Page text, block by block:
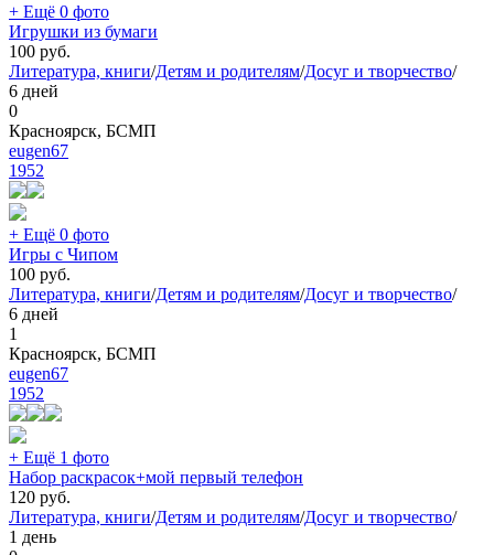
+ Ещё 0 фото
Игрушки из бумаги
100 руб.
Литература, книги/Детям и родителям/Досуг и творчество/
6 дней
0
Красноярск, БСМП
eugen67
1952
+ Ещё 0 фото
Игры с Чипом
100 руб.
Литература, книги/Детям и родителям/Досуг и творчество/
6 дней
1
Красноярск, БСМП
eugen67
1952
+ Ещё 1 фото
Набор раскрасок+мой первый телефон
120 руб.
Литература, книги/Детям и родителям/Досуг и творчество/
1 день